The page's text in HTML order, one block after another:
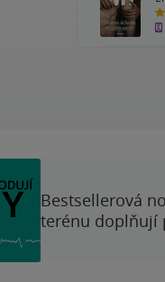
z
Bestsellerová
terénu doplňují